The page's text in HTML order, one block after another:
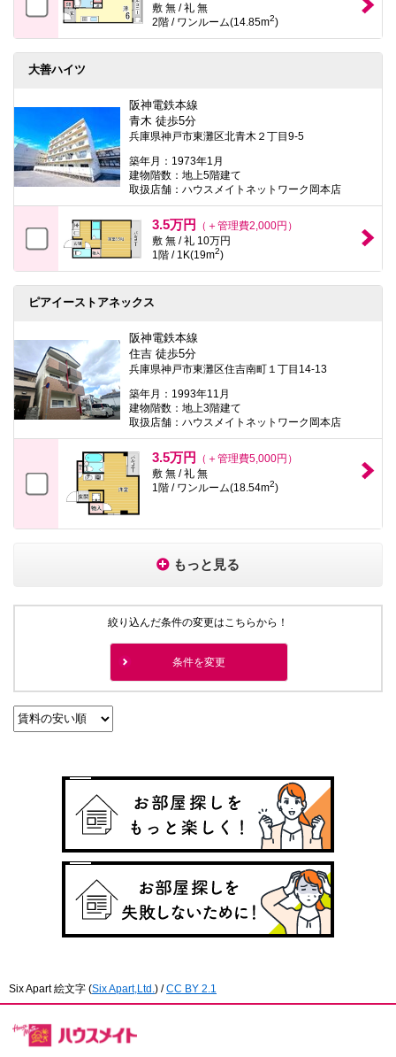
敷 無 / 礼 無
2階 / ワンルーム(14.85m2)
大善ハイツ
阪神電鉄本線
青木 徒歩5分
兵庫県神戸市東灘区北青木２丁目9-5
築年月：1973年1月
建物階数：地上5階建て
取扱店舗：ハウスメイトネットワーク岡本店
3.5万円
（＋管理費2,000円）
敷 無 / 礼 10万円
1階 / 1K(19m2)
ピアイーストアネックス
阪神電鉄本線
住吉 徒歩5分
兵庫県神戸市東灘区住吉南町１丁目14-13
築年月：1993年11月
建物階数：地上3階建て
取扱店舗：ハウスメイトネットワーク岡本店
3.5万円
（＋管理費5,000円）
敷 無 / 礼 無
1階 / ワンルーム(18.54m2)
もっと見る
絞り込んだ条件の変更はこちらから！
条件を変更
Six Apart 絵文字 (Six Apart,Ltd. ) /CC BY 2.1